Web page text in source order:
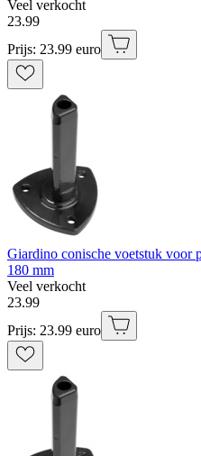
Veel verkocht
23.99
Prijs: 23.99 euro
Giardino conische voetstuk
180 mm
Veel verkocht
23.99
Prijs: 23.99 euro